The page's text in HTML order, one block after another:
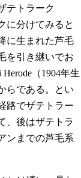
テトラーク
に分けてみると
に生まれた芦毛
を引き継いでお
（1904年生
らである。とい
路でザテトラー
、後はザテトラ
ンまでの芦毛系